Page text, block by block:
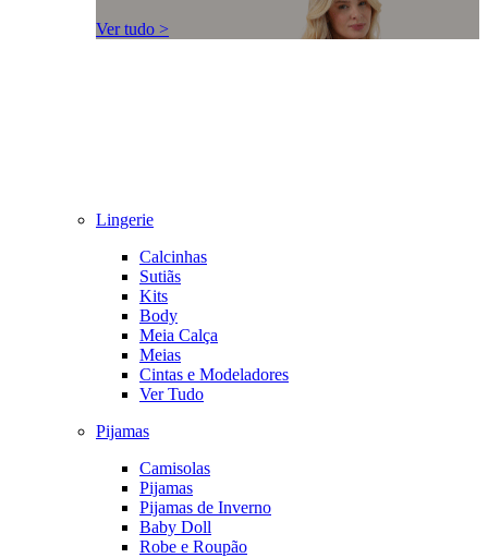
Ver tudo >
Lingerie
Calcinhas
Sutiãs
Kits
Body
Meia Calça
Meias
Cintas e Modeladores
Ver Tudo
Pijamas
Camisolas
Pijamas
Pijamas de Inverno
Baby Doll
Robe e Roupão